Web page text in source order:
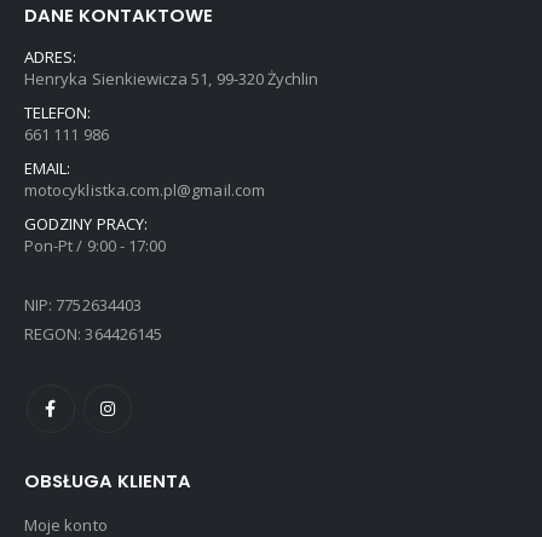
DANE KONTAKTOWE
ADRES:
Henryka Sienkiewicza 51, 99-320 Żychlin
TELEFON:
661 111 986
EMAIL:
motocyklistka.com.pl@gmail.com
GODZINY PRACY:
Pon-Pt / 9:00 - 17:00
NIP: 7752634403
REGON: 364426145
OBSŁUGA KLIENTA
Moje konto